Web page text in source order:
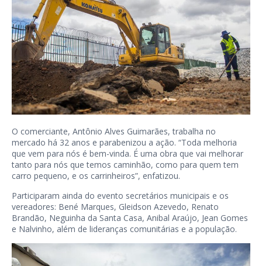
O comerciante, Antônio Alves Guimarães, trabalha no
mercado há 32 anos e parabenizou a ação. “Toda melhoria
que vem para nós é bem-vinda. É uma obra que vai melhorar
tanto para nós que temos caminhão, como para quem tem
carro pequeno, e os carrinheiros”, enfatizou.
Participaram ainda do evento secretários municipais e os
vereadores: Bené Marques, Gleidson Azevedo, Renato
Brandão, Neguinha da Santa Casa, Anibal Araújo, Jean Gomes
e Nalvinho, além de lideranças comunitárias e a população.